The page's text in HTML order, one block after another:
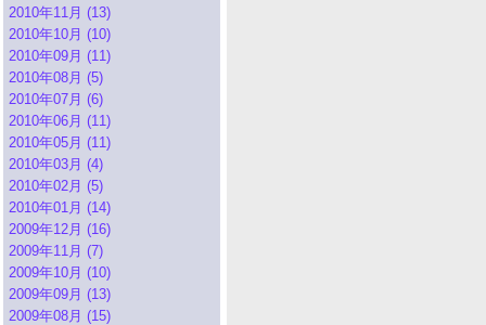
2010年11月 (13)
2010年10月 (10)
2010年09月 (11)
2010年08月 (5)
2010年07月 (6)
2010年06月 (11)
2010年05月 (11)
2010年03月 (4)
2010年02月 (5)
2010年01月 (14)
2009年12月 (16)
2009年11月 (7)
2009年10月 (10)
2009年09月 (13)
2009年08月 (15)